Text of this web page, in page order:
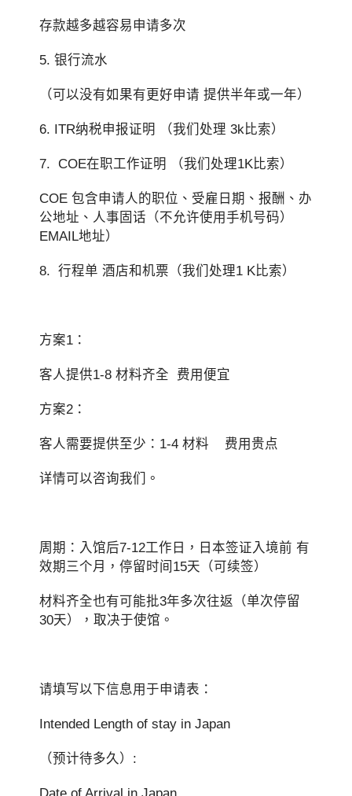
存款越多越容易申请多次
5. 银行流水
（可以没有如果有更好申请 提供半年或一年）
6. ITR纳税申报证明 （我们处理 3k比索）
7. COE在职工作证明 （我们处理1K比索）
COE 包含申请人的职位、受雇日期、报酬、办
公地址、人事固话（不允许使用手机号码）
EMAIL地址）
8. 行程单 酒店和机票（我们处理1 K比索）
方案1：
客人提供1-8 材料齐全 费用便宜
方案2：
客人需要提供至少：1-4 材料 费用贵点
详情可以咨询我们。
周期：入馆后7-12工作日，日本签证入境前 有
效期三个月，停留时间15天（可续签）
材料齐全也有可能批3年多次往返（单次停留
30天），取决于使馆。
请填写以下信息用于申请表：
Intended Length of stay in Japan
（预计待多久）:
Date of Arrival in Japan